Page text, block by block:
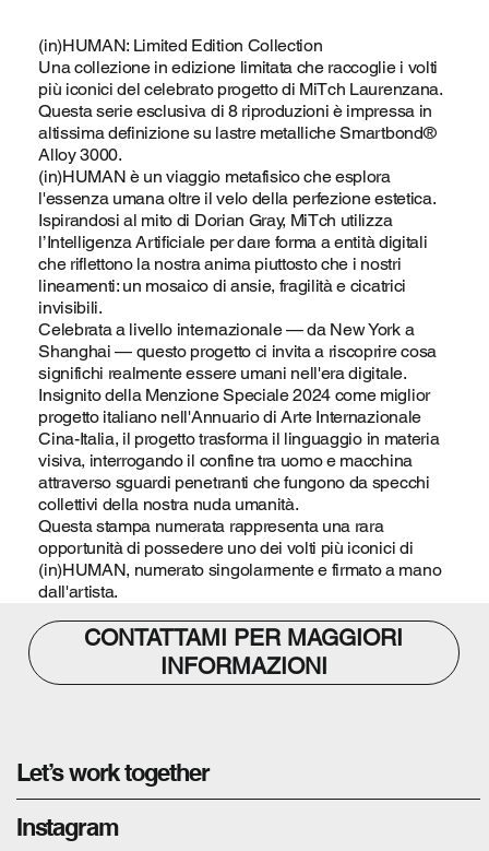
(in)HUMAN: Limited Edition Collection
Una collezione in edizione limitata che raccoglie i volti
più iconici del celebrato progetto di MiTch Laurenzana.
Questa serie esclusiva di 8 riproduzioni è impressa in
altissima definizione su lastre metalliche Smartbond®
Alloy 3000.
(in)HUMAN è un viaggio metafisico che esplora
l'essenza umana oltre il velo della perfezione estetica.
Ispirandosi al mito di Dorian Gray, MiTch utilizza
l’Intelligenza Artificiale per dare forma a entità digitali
che riflettono la nostra anima piuttosto che i nostri
lineamenti: un mosaico di ansie, fragilità e cicatrici
invisibili.
Celebrata a livello internazionale — da New York a
Shanghai — questo progetto ci invita a riscoprire cosa
significhi realmente essere umani nell'era digitale.
Insignito della Menzione Speciale 2024 come miglior
progetto italiano nell'Annuario di Arte Internazionale
Cina-Italia, il progetto trasforma il linguaggio in materia
visiva, interrogando il confine tra uomo e macchina
attraverso sguardi penetranti che fungono da specchi
collettivi della nostra nuda umanità.
Questa stampa numerata rappresenta una rara
opportunità di possedere uno dei volti più iconici di
(in)HUMAN, numerato singolarmente e firmato a mano
dall'artista.
CONTATTAMI PER MAGGIORI
INFORMAZIONI
Let’s work together
Instagram